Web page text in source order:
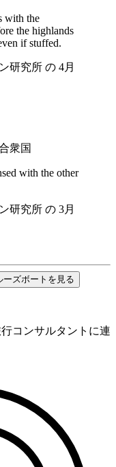
with the
the highlands
if stuffed.
研究所 の 4月
衆国
with the other
研究所 の 3月
ーズボートを見る
コンサルタントに連